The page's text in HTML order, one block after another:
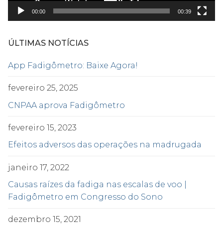
00:00 00:39
ÚLTIMAS NOTÍCIAS
App Fadigômetro: Baixe Agora!
fevereiro 25, 2025
CNPAA aprova Fadigômetro
fevereiro 15, 2023
Efeitos adversos das operações na madrugada
janeiro 17, 2022
Causas raízes da fadiga nas escalas de voo |
Fadigômetro em Congresso do Sono
dezembro 15, 2021